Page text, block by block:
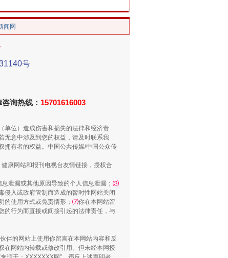
千亩耕地变“别墅”
闻网
号
询热线： 15701616003
单位）造成伤害和损失的法律和经济责
无意中涉及到您的权益，请及时联系我
拥有者的权益。中国公共传媒/中国公众传
康网站和报刊电视台友情链接，授权合
泄漏或其他原因导致的个人信息泄漏； ⑶
侵入或政府管制而造成的暂时性网站关闭
的使用方式或免责情形； ⑺你在本网站留
的行为而直接或间接引起的法律责任，与
伴的网站上使用你留言在本网站内容和反
在网站内转载或修改引用。但未经本网授